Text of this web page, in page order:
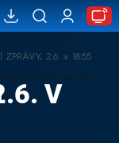
ZPRÁVY, 2.6. v 18:55
V